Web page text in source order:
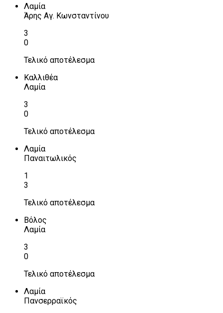
Λαμία
Άρης Αγ. Κωνσταντίνου
3
0
Τελικό αποτέλεσμα
Καλλιθέα
Λαμία
3
0
Τελικό αποτέλεσμα
Λαμία
Παναιτωλικός
1
3
Τελικό αποτέλεσμα
Βόλος
Λαμία
3
0
Τελικό αποτέλεσμα
Λαμία
Πανσερραϊκός